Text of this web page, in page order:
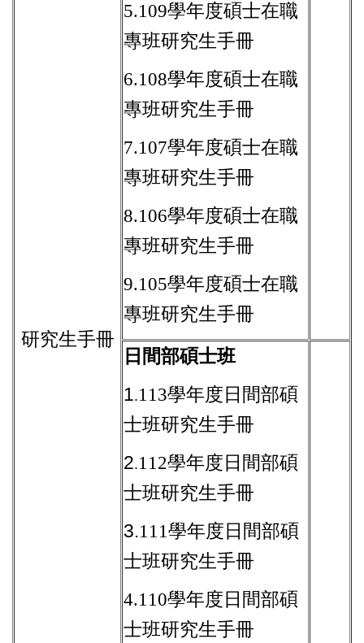
研究生手冊
5.109學年度碩士在職
專班研究生手冊
6.108學年度碩士在職
專班研究生手冊
7.107學年度碩士在職
專班研究生手冊
8.106學年度碩士在職
專班研究生手冊
9.105學年度碩士在職
專班研究生手冊
日間部碩士班
1.113學年度日間部碩
士班研究生手冊
2.112學年度日間部碩
士班研究生手冊
3.111學年度日間部碩
士班研究生手冊
4.110學年度 日間部碩
士班研究生手冊